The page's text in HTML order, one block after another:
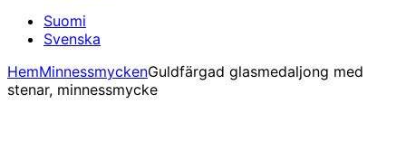
Suomi
Svenska
HemMinnessmyckenGuldfärgad glasmedaljong med
stenar, minnessmycke